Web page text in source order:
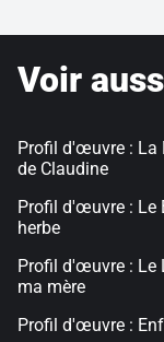
Voir
Profil d'œuvre : La
de Claudine
Profil d'œuvre : Le
herbe
Profil d'œuvre : Le
ma mère
Profil d'œuvre :